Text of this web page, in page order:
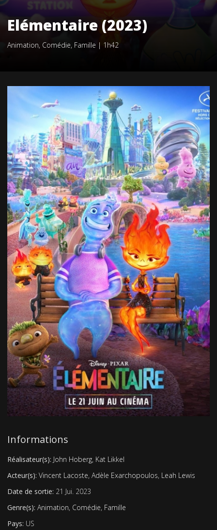
Elémentaire (2023)
Animation, Comédie, Famille | 1h42
Informations
Réalisateur(s): John Hoberg, Kat Likkel
Acteur(s): Vincent Lacoste, Adèle Exarchopoulos, Leah Lewis
Date de sortie: 21 Jui. 2023
Genre(s): Animation, Comédie, Famille
Pays: US